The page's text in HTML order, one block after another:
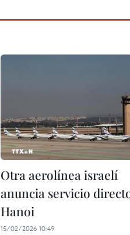
Otra aerolínea israelí
anuncia servicio
Hanoi
15/02/2026 10:49